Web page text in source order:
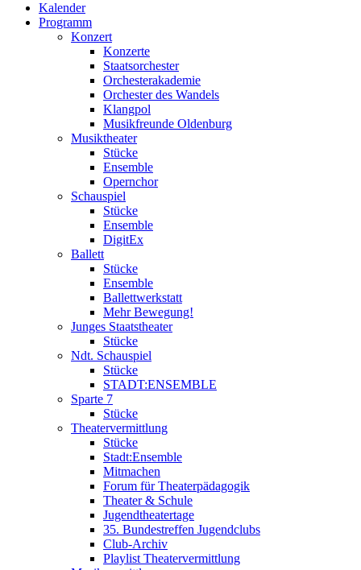
Kalender
Programm
Konzert
Konzerte
Staatsorchester
Orchesterakademie
Orchester des Wandels
Klangpol
Musikfreunde Oldenburg
Musiktheater
Stücke
Ensemble
Opernchor
Schauspiel
Stücke
Ensemble
DigitEx
Ballett
Stücke
Ensemble
Ballettwerkstatt
Mehr Bewegung!
Junges Staatstheater
Stücke
Ndt. Schauspiel
Stücke
STADT:ENSEMBLE
Sparte 7
Stücke
Theatervermittlung
Stücke
Stadt:Ensemble
Mitmachen
Forum für Theaterpädagogik
Theater & Schule
Jugendtheatertage
35. Bundestreffen Jugendclubs
Club-Archiv
Playlist Theatervermittlung